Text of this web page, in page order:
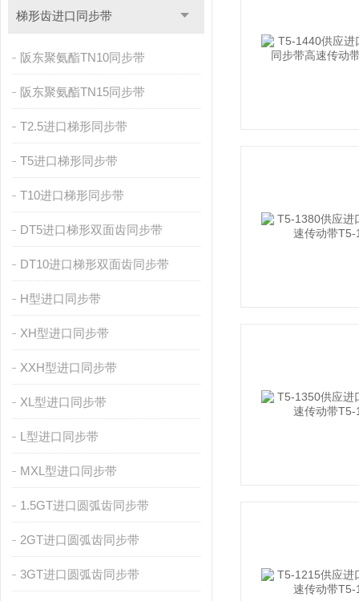
梯形齿进口同步带
阪东聚氨酯TN10同步带
阪东聚氨酯TN15同步带
T2.5进口梯形同步带
T5进口梯形同步带
T10进口梯形同步带
DT5进口梯形双面齿同步带
DT10进口梯形双面齿同步带
H型进口同步带
XH型进口同步带
XXH型进口同步带
XL型进口同步带
L型进口同步带
MXL型进口同步带
1.5GT进口圆弧齿同步带
2GT进口圆弧齿同步带
3GT进口圆弧齿同步带